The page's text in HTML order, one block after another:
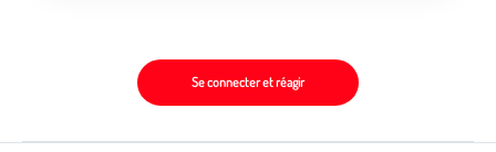
Se connecter et réagir